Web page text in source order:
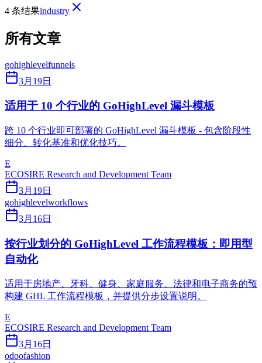
4 条结果industry
所有文章
gohighlevelfunnels
3月19日
适用于 10 个行业的 GoHighLevel 漏斗模板
跨 10 个行业即可部署的 GoHighLevel 漏斗模板 - 包含阶段性
细分、转化基准和优化技巧。
E
ECOSIRE Research and Development Team
3月19日
gohighlevelworkflows
3月16日
按行业划分的 GoHighLevel 工作流程模板：即用型
自动化
适用于房地产、牙科、健身、家庭服务、法律和电子商务的预
构建 GHL 工作流程模板，并提供分步设置说明。
E
ECOSIRE Research and Development Team
3月16日
odoofashion